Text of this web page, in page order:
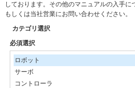
しております。その他のマニュアルの入手に
もしくは当社営業にお問い合わせください。
カテゴリ選択
必須選択
ロボット
サーボ
コントローラ